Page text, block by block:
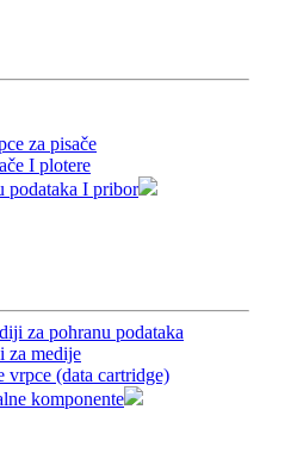
za pisače
I plotere
podataka I pribor
za pohranu podataka
za medije
vrpce (data cartridge)
komponente